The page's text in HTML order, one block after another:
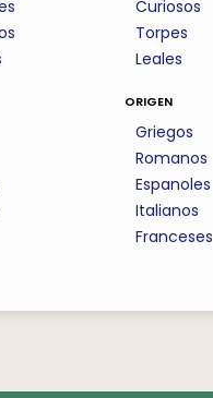
Curiosos
Torpes
Leales
origen
Griegos
Romanos
Espanoles
Italianos
Franceses